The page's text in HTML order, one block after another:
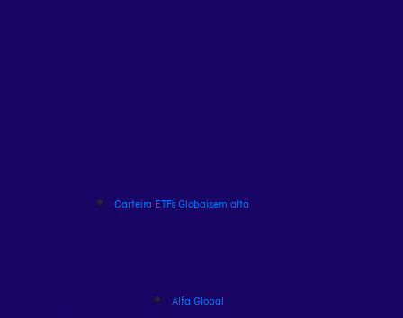
Carteira ETFs Globaisem alta
Alfa Global